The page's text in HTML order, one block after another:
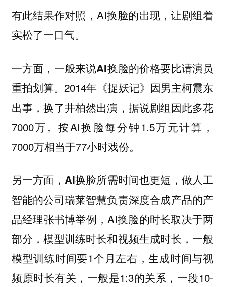
有此结果作对照，AI换脸的出现，让剧组着
实松了一口气。
一方面， 一般来说AI换脸的价格要比请演员
重拍划算。2014年《捉妖记》因男主柯震东
出事，换了井柏然出演，据说剧组因此多花
7000万。按AI换脸每分钟1.5万元计算，
7000万相当于77小时戏份。
另一方面， AI换脸所需时间也更短， 做人工
智能的公司瑞莱智慧负责深度合成产品的产
品经理张书博举例，AI换脸的时长取决于两
部分，模型训练时长和视频生成时长，一般
模型训练时间要1个月左右，生成时间与视
频原时长有关，一般是1:3的关系，一段10-